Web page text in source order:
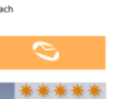
✷✷✷✷✷